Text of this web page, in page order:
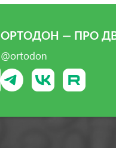
ОРТОДОН — ПРО
@ortodon